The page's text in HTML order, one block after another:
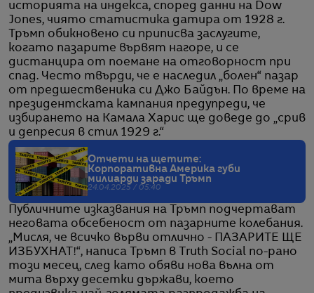
историята на индекса, според данни на Dow
Jones, чиято статистика датира от 1928 г.
Тръмп обикновено си приписва заслугите,
когато пазарите вървят нагоре, и се
дистанцира от поемане на отговорност при
спад. Често твърди, че е наследил „болен“ пазар
от предшественика си Джо Байдън. По време на
президентската кампания предупреди, че
избирането на Камала Харис ще доведе до „срив
и депресия в стил 1929 г.“
Отчети на щетите:
Корпоративна Америка губи
милиарди заради Тръмп
24.04.2025 / 05:40
Публичните изказвания на Тръмп подчертават
неговата обсебеност от пазарните колебания.
„Мисля, че всичко върви отлично - ПАЗАРИТЕ ЩЕ
ИЗБУХНАТ!“, написа Тръмп в Truth Social по-рано
този месец, след като обяви нова вълна от
мита върху десетки държави, което